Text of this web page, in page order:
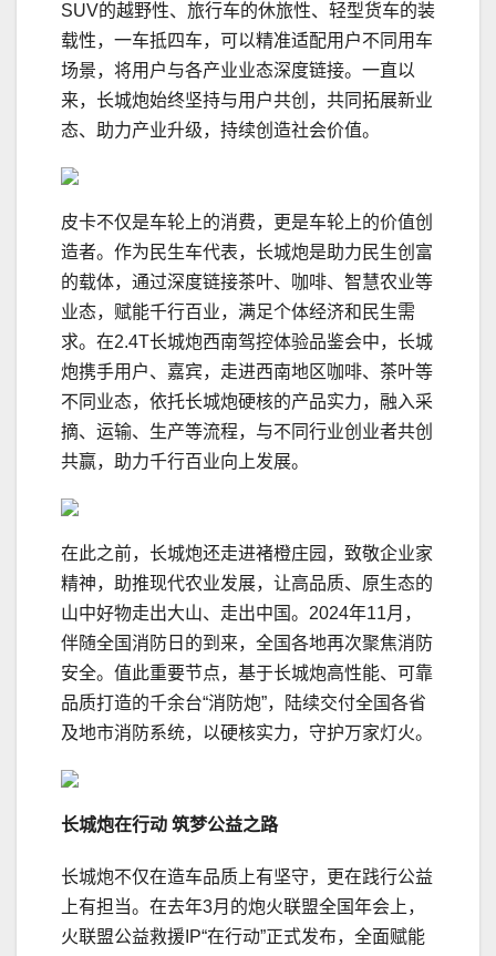
SUV的越野性、旅行车的休旅性、轻型货车的装
载性，一车抵四车，可以精准适配用户不同用车
场景，将用户与各产业业态深度链接。一直以
来，长城炮始终坚持与用户共创，共同拓展新业
态、助力产业升级，持续创造社会价值。
皮卡不仅是车轮上的消费，更是车轮上的价值创
造者。作为民生车代表，长城炮是助力民生创富
的载体，通过深度链接茶叶、咖啡、智慧农业等
业态，赋能千行百业，满足个体经济和民生需
求。在2.4T长城炮西南驾控体验品鉴会中，长城
炮携手用户、嘉宾，走进西南地区咖啡、茶叶等
不同业态，依托长城炮硬核的产品实力，融入采
摘、运输、生产等流程，与不同行业创业者共创
共赢，助力千行百业向上发展。
在此之前，长城炮还走进褚橙庄园，致敬企业家
精神，助推现代农业发展，让高品质、原生态的
山中好物走出大山、走出中国。2024年11月，
伴随全国消防日的到来，全国各地再次聚焦消防
安全。值此重要节点，基于长城炮高性能、可靠
品质打造的千余台“消防炮”，陆续交付全国各省
及地市消防系统，以硬核实力，守护万家灯火。
长城炮在行动 筑梦公益之路
长城炮不仅在造车品质上有坚守，更在践行公益
上有担当。在去年3月的炮火联盟全国年会上，
火联盟公益救援IP“在行动”正式发布，全面赋能